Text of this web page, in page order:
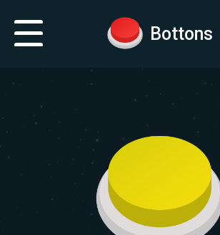
Bottons